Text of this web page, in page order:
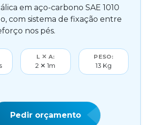
em aço-carbono SAE 1010
com sistema de fixação entre
nos pés.
L ✕ A:
2 ✕ 1m
PESO:
13 Kg
Pedir orçamento